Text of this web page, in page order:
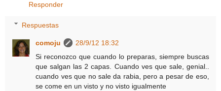
Responder
Respuestas
comoju
28/9/12 18:32
Si reconozco que cuando lo preparas, siempre buscas
que salgan las 2 capas. Cuando ves que sale, genial..
cuando ves que no sale da rabia, pero a pesar de eso,
se come en un visto y no visto igualmente